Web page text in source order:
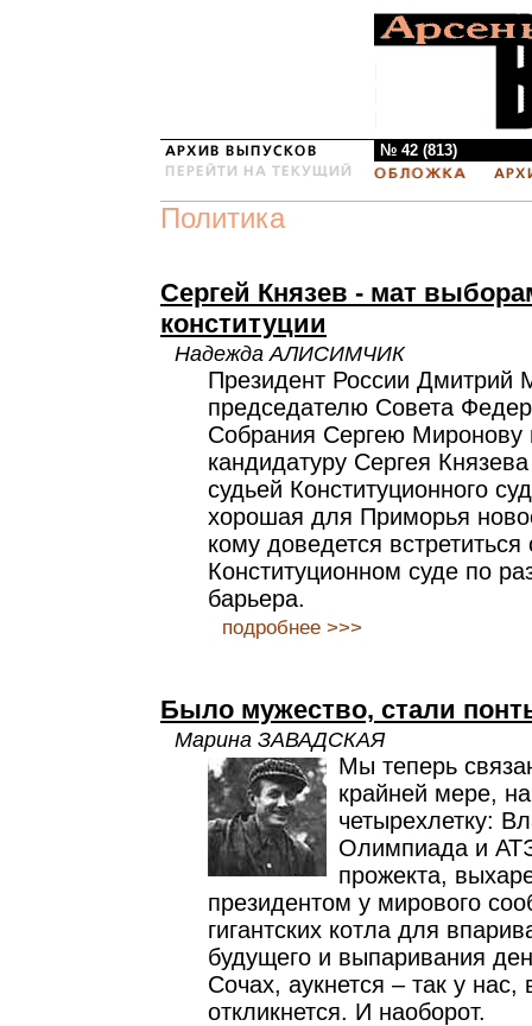
№ 42 (813)
Политика
Сергей Князев - мат
конституции
Надежда АЛИСИМЧИК
Президент России Дмитрий
председателю Совета
Собрания Сергею Миронову
кандидатуру Сергея
судьей Конституционного
хорошая для Приморья
кому доведется
Конституционном суде по
барьера.
подробнее >>>
Было мужество, стали
Марина ЗАВАДСКАЯ
Мы теперь
крайней мере,
четырехлетку:
Олимпиада и
прожекта,
президентом у мирового
гигантских котла для
будущего и выпаривания
Сочах, аукнется – так у
откликнется. И наоборот.